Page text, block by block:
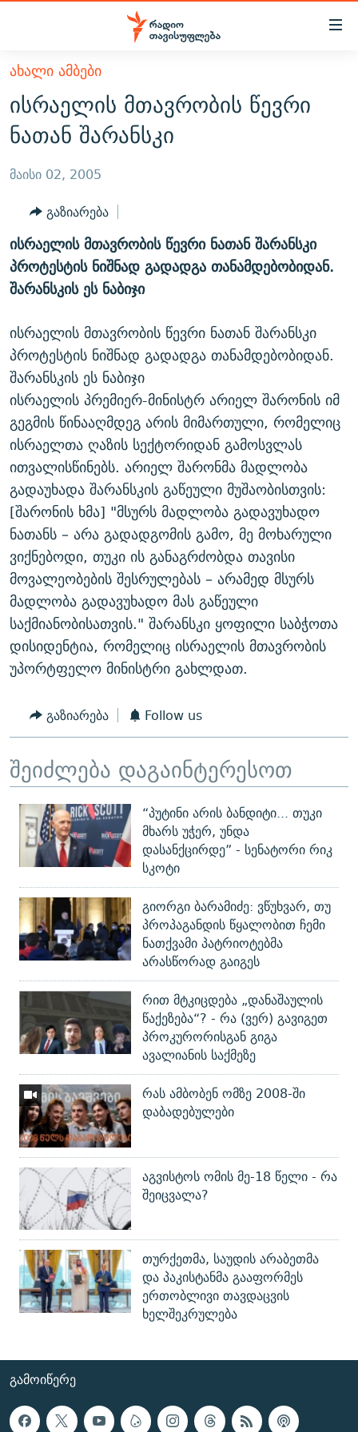
Accessibility
მთავარ
შინაარსზე
დაბრუნება
მთავარ
დაბრუნება
ძიებაზე
დაბრუნება
ᲐᲮᲐᲚᲘ ᲐᲛᲑᲔᲑᲘ
ᲗᲔᲛᲔᲑᲘ
ᲞᲝᲚᲘᲢᲘᲙᲐ
ᲔᲙᲝᲜᲝᲛᲘᲙᲐ
ᲡᲐᲖᲝᲒᲐᲓᲝᲔᲑᲐ
ᲡᲞᲝᲠᲢᲘ
ᲕᲘᲓᲔᲝ
ᲑᲚᲝᲒᲔᲑᲘ
ᲞᲝᲓᲙᲐᲡᲢᲔᲑᲘ
ᲜᲘᲙᲝᲡ ᲞᲝᲓᲙᲐᲡᲢᲘ
60 ᲓᲔᲪᲘᲑᲔᲚᲘ
ᲓᲘᲚᲘᲡ ᲡᲐᲣᲑᲠᲔᲑᲘ
ᲛᲝᲚᲐᲞᲐᲠᲐᲙᲔ ᲢᲔᲥᲡᲢᲔᲑᲘ
ᲨᲘᲜ - ᲣᲪᲮᲝᲔᲗᲨᲘ
ᲚᲘᲢᲔᲠᲐᲢᲣᲠᲣᲚᲘ ᲬᲐᲮᲜᲐᲒᲔᲑᲘ
ᲐᲛᲔᲠᲘᲙᲣᲚᲘ ᲛᲝᲗᲮᲠᲝᲑᲐ
ᲘᲛᲞᲔᲠᲘᲐ ᲓᲐ ᲠᲐᲓᲘᲝ
ᲗᲐᲕᲘᲡᲣᲤᲚᲔᲑᲘᲡ ᲛᲝᲜᲘᲢᲝᲠᲘ
ᲤᲔᲜᲝᲕᲐᲜᲘ - 2.10
ᲗᲥᲕᲔᲜᲘ ᲞᲣᲑᲚᲘᲙᲐᲪᲘᲔᲑᲘ
ᲞᲠᲝᲔᲥᲢᲔᲑᲘ
ᲓᲐᲛᲝᲣᲙᲘᲓᲔᲑᲚᲝᲑᲘᲡ 100 ᲬᲔᲚᲘ
ᲩᲔᲛᲘ ᲡᲘᲙᲕᲓᲘᲚᲘᲡ ᲛᲘᲖᲔᲖᲘᲐ COVID-19
11 ᲬᲔᲚᲘ - 11 ᲐᲛᲑᲐᲕᲘ
ᲡᲐᲞᲐᲠᲚᲐᲛᲔᲜᲢᲝ ᲐᲠᲩᲔᲕᲜᲔᲑᲘᲡ ᲘᲡᲢᲝᲠᲘᲐ
ᲑᲐᲕᲨᲕᲔᲑᲘ ᲞᲠᲝᲡᲢᲘᲢᲣᲪᲘᲐᲨᲘ - ᲐᲛᲝᲣᲗᲥᲛᲔᲚᲘ ᲐᲛᲑᲐᲕᲘ
5 ᲐᲛᲑᲐᲕᲘ - 20 ᲘᲕᲜᲘᲡᲡ ᲓᲐᲨᲐᲕᲔᲑᲣᲚᲔᲑᲘ
ᲐᲒᲕᲘᲡᲢᲝᲡ ᲝᲛᲘ
ПРИВЕТ ᲙᲣᲚᲢᲣᲠᲐ
ЭХО КАВКАЗА
ᲒᲐᲛᲝᲘᲬᲔᲠᲔ
რთე/რთ-ის ყველა საიტი
ᲐᲮᲐᲚᲘ ᲐᲛᲑᲔᲑᲘ
ისრაელის მთავრობის წევრი
ნათან შარანსკი
მაისი 02, 2005
გაზიარება
ისრაელის მთავრობის წევრი ნათან შარანსკი
პროტესტის ნიშნად გადადგა თანამდებობიდან.
შარანსკის ეს ნაბიჯი
ისრაელის მთავრობის წევრი ნათან შარანსკი
პროტესტის ნიშნად გადადგა თანამდებობიდან.
შარანსკის ეს ნაბიჯი
ისრაელის პრემიერ-მინისტრ არიელ შარონის იმ
გეგმის წინააღმდეგ არის მიმართული, რომელიც
ისრაელთა ღაზის სექტორიდან გამოსვლას
ითვალისწინებს. არიელ შარონმა მადლობა
გადაუხადა შარანსკის გაწეული მუშაობისთვის:
[შარონის ხმა] "მსურს მადლობა გადავუხადო
ნათანს – არა გადადგომის გამო, მე მოხარული
ვიქნებოდი, თუკი ის განაგრძობდა თავისი
მოვალეობების შესრულებას – არამედ მსურს
მადლობა გადავუხადო მას გაწეული
საქმიანობისათვის." შარანსკი ყოფილი საბჭოთა
დისიდენტია, რომელიც ისრაელის მთავრობის
უპორტფელო მინისტრი გახლდათ.
გაზიარება Follow us
შეიძლება დაგაინტერესოთ
“პუტინი არის ბანდიტი... თუკი
მხარს უჭერ, უნდა
დასანქცირდე” - სენატორი რიკ
სკოტი
გიორგი ბარამიძე: ვწუხვარ, თუ
პროპაგანდის წყალობით ჩემი
ნათქვამი პატრიოტებმა
არასწორად გაიგეს
რით მტკიცდება „დანაშაულის
წაქეზება“? - რა (ვერ) გავიგეთ
პროკურორისგან გიგა
ავალიანის საქმეზე
რას ამბობენ ომზე 2008-ში
დაბადებულები
აგვისტოს ომის მე-18 წელი - რა
შეიცვალა?
თურქეთმა, საუდის არაბეთმა
და პაკისტანმა გააფორმეს
ერთობლივი თავდაცვის
ხელშეკრულება
ᲒᲐᲛᲝᲘᲬᲔᲠᲔ